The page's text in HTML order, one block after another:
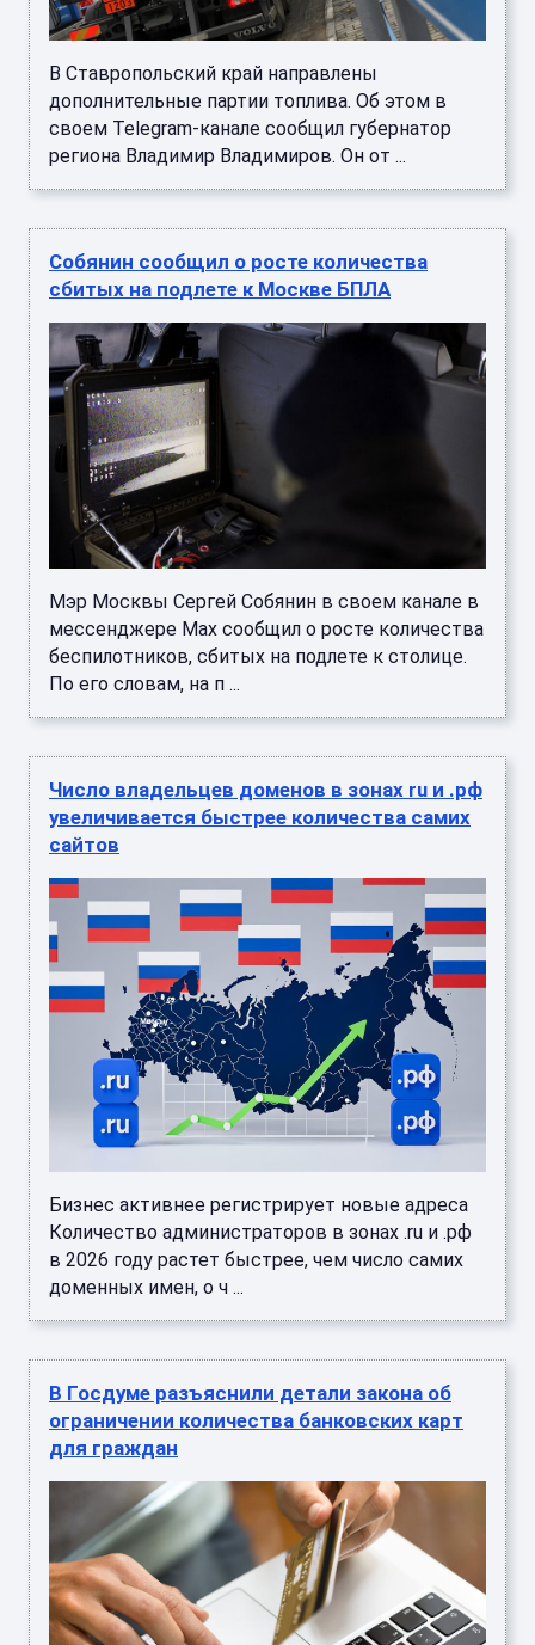
В Ставропольский край направлены
дополнительные партии топлива. Об этом в
своем Telegram-канале сообщил губернатор
региона Владимир Владимиров. Он от ...
Собянин сообщил о росте количества
сбитых на подлете к Москве БПЛА
Мэр Москвы Сергей Собянин в своем канале в
мессенджере Max сообщил о росте количества
беспилотников, сбитых на подлете к столице.
По его словам, на п ...
Число владельцев доменов в зонах ru и .рф
увеличивается быстрее количества самих
сайтов
Бизнес активнее регистрирует новые адреса
Количество администраторов в зонах .ru и .рф
в 2026 году растет быстрее, чем число самих
доменных имен, о ч ...
В Госдуме разъяснили детали закона об
ограничении количества банковских карт
для граждан